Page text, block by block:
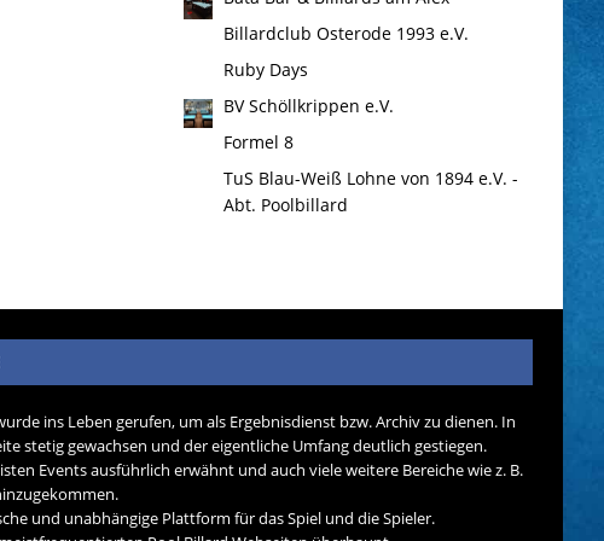
Billardclub Osterode 1993 e.V.
Ruby Days
BV Schöllkrippen e.V.
Formel 8
TuS Blau-Weiß Lohne von 1894 e.V. -
Abt. Poolbillard
ins Leben gerufen, um als Ergebnisdienst bzw. Archiv zu dienen. In
stetig gewachsen und der eigentliche Umfang deutlich gestiegen.
Events ausführlich erwähnt und auch viele weitere Bereiche wie z. B.
und unabhängige Plattform für das Spiel und die Spieler.